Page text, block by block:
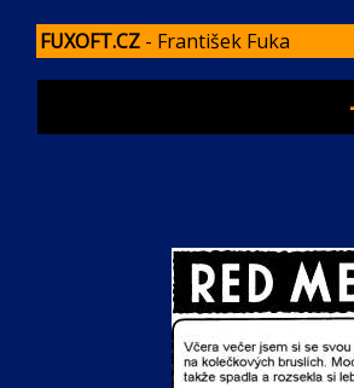
FUXOFT.CZ- František Fuka